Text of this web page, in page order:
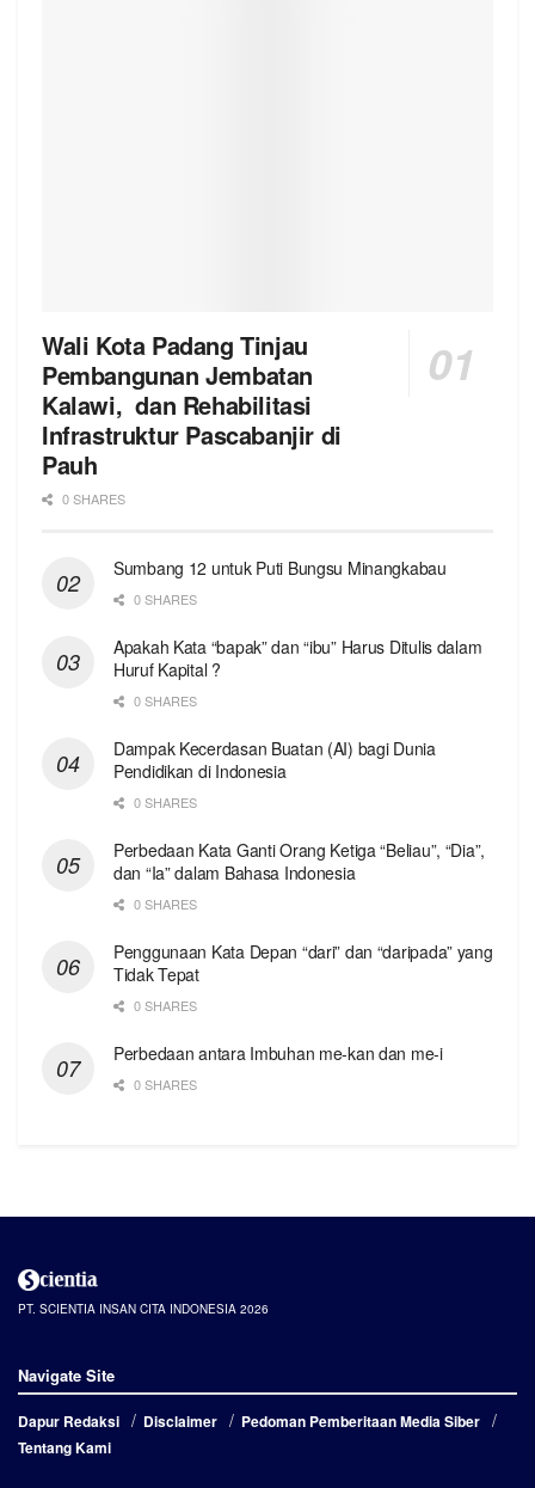
Wali Kota Padang Tinjau
Pembangunan Jembatan
Kalawi, dan Rehabilitasi
Infrastruktur Pascabanjir di
Pauh
0 SHARES
Sumbang 12 untuk Puti Bungsu Minangkabau
0 SHARES
Apakah Kata “bapak” dan “ibu” Harus Ditulis dalam
Huruf Kapital ?
0 SHARES
Dampak Kecerdasan Buatan (AI) bagi Dunia
Pendidikan di Indonesia
0 SHARES
Perbedaan Kata Ganti Orang Ketiga “Beliau”, “Dia”,
dan “Ia” dalam Bahasa Indonesia
0 SHARES
Penggunaan Kata Depan “dari” dan “daripada” yang
Tidak Tepat
0 SHARES
Perbedaan antara Imbuhan me-kan dan me-i
0 SHARES
PT. SCIENTIA INSAN CITA INDONESIA 2026
Navigate Site
Dapur Redaksi Disclaimer
Pedoman Pemberitaan Media Siber
Tentang Kami